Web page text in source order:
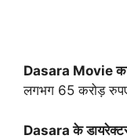
Dasara Movie
लगभग 65 करोड़
Dasara के